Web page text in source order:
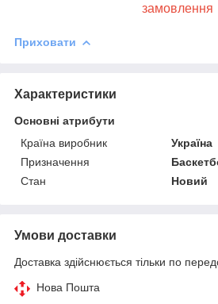
замовлення
Приховати
Характеристики
Основні атрибути
Країна виробник
Україна
Призначення
Стан
Новий
Умови доставки
Доставка здійснюється тільки по
Нова Пошта